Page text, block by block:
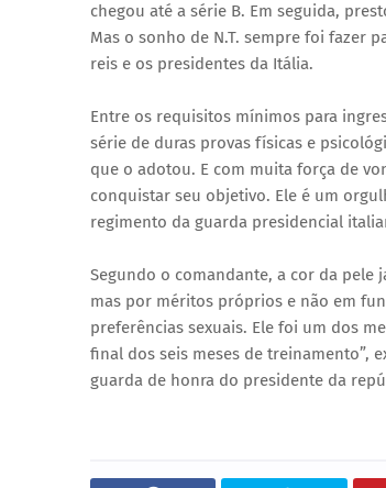
chegou até a série B. Em seguida,
Mas o sonho de N.T. sempre foi fazer
reis e os presidentes da Itália.
Entre os requisitos mínimos para
série de duras provas físicas e
que o adotou. E com muita força de
conquistar seu objetivo. Ele é um
regimento da guarda presidencial
Segundo o comandante, a cor da
mas por méritos próprios e não em
preferências sexuais. Ele foi um dos
final dos seis meses de treinamento”,
guarda de honra do presidente da